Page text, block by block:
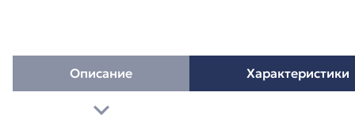
Описание Характеристики